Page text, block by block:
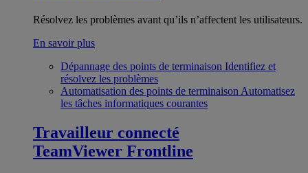
Résolvez les problèmes avant qu’ils n’affectent les utilisateurs.
En savoir plus
Dépannage des points de terminaison Identifiez et
résolvez les problèmes
Automatisation des points de terminaison Automatisez
les tâches informatiques courantes
Travailleur connecté
TeamViewer Frontline